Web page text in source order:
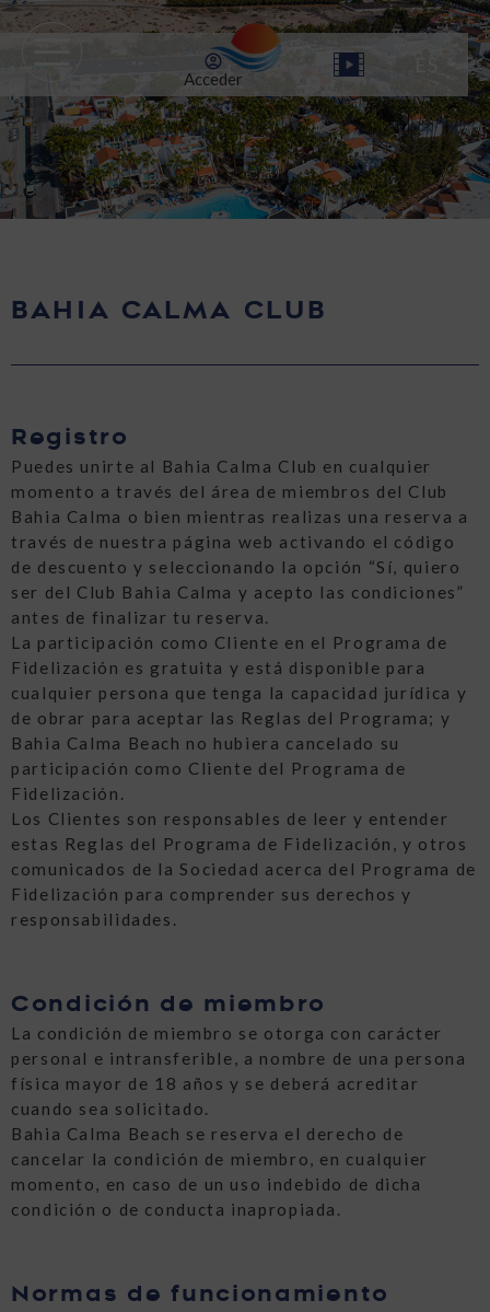
Acceder
BAHIA CALMA CLUB
Registro
Puedes unirte al Bahia Calma Club en cualquier
momento a través del área de miembros del Club
Bahia Calma o bien mientras realizas una reserva a
través de nuestra página web activando el código
de descuento y seleccionando la opción “Sí, quiero
ser del Club Bahia Calma y acepto las condiciones”
antes de finalizar tu reserva.
La participación como Cliente en el Programa de
Fidelización es gratuita y está disponible para
cualquier persona que tenga la capacidad jurídica y
de obrar para aceptar las Reglas del Programa; y
Bahia Calma Beach no hubiera cancelado su
participación como Cliente del Programa de
Fidelización.
Los Clientes son responsables de leer y entender
estas Reglas del Programa de Fidelización, y otros
comunicados de la Sociedad acerca del Programa de
Fidelización para comprender sus derechos y
responsabilidades.
Condición de miembro
La condición de miembro se otorga con carácter
personal e intransferible, a nombre de una persona
física mayor de 18 años y se deberá acreditar
cuando sea solicitado.
Bahia Calma Beach se reserva el derecho de
cancelar la condición de miembro, en cualquier
momento, en caso de un uso indebido de dicha
condición o de conducta inapropiada.
Normas de funcionamiento